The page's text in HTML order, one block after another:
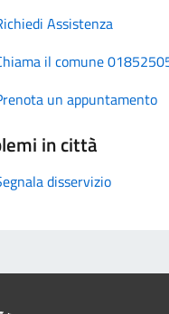
Assistenza
il comune
un appuntamento
in città
disservizio